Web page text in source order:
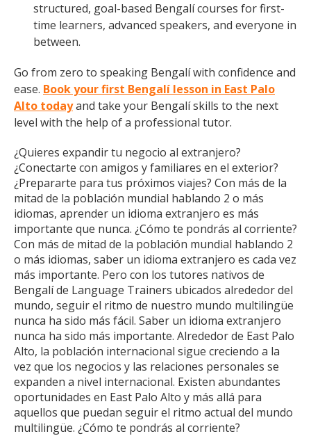
structured, goal-based Bengalí courses for first-
time learners, advanced speakers, and everyone in
between.
Go from zero to speaking Bengalí with confidence and
ease. Book your first Bengalí lesson in East Palo
Alto todayand take your Bengalí skills to the next
level with the help of a professional tutor.
¿Quieres expandir tu negocio al extranjero?
¿Conectarte con amigos y familiares en el exterior?
¿Prepararte para tus próximos viajes? Con más de la
mitad de la población mundial hablando 2 o más
idiomas, aprender un idioma extranjero es más
importante que nunca. ¿Cómo te pondrás al corriente?
Con más de mitad de la población mundial hablando 2
o más idiomas, saber un idioma extranjero es cada vez
más importante. Pero con los tutores nativos de
Bengalí de Language Trainers ubicados alrededor del
mundo, seguir el ritmo de nuestro mundo multilingüe
nunca ha sido más fácil. Saber un idioma extranjero
nunca ha sido más importante. Alrededor de East Palo
Alto, la población internacional sigue creciendo a la
vez que los negocios y las relaciones personales se
expanden a nivel internacional. Existen abundantes
oportunidades en East Palo Alto y más allá para
aquellos que puedan seguir el ritmo actual del mundo
multilingüe. ¿Cómo te pondrás al corriente?